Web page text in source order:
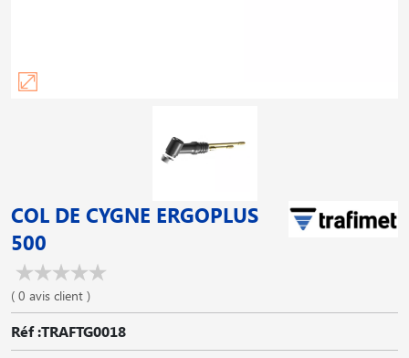
COL DE CYGNE ERGOPLUS
500
( 0 avis client )
Réf :TRAFTG0018